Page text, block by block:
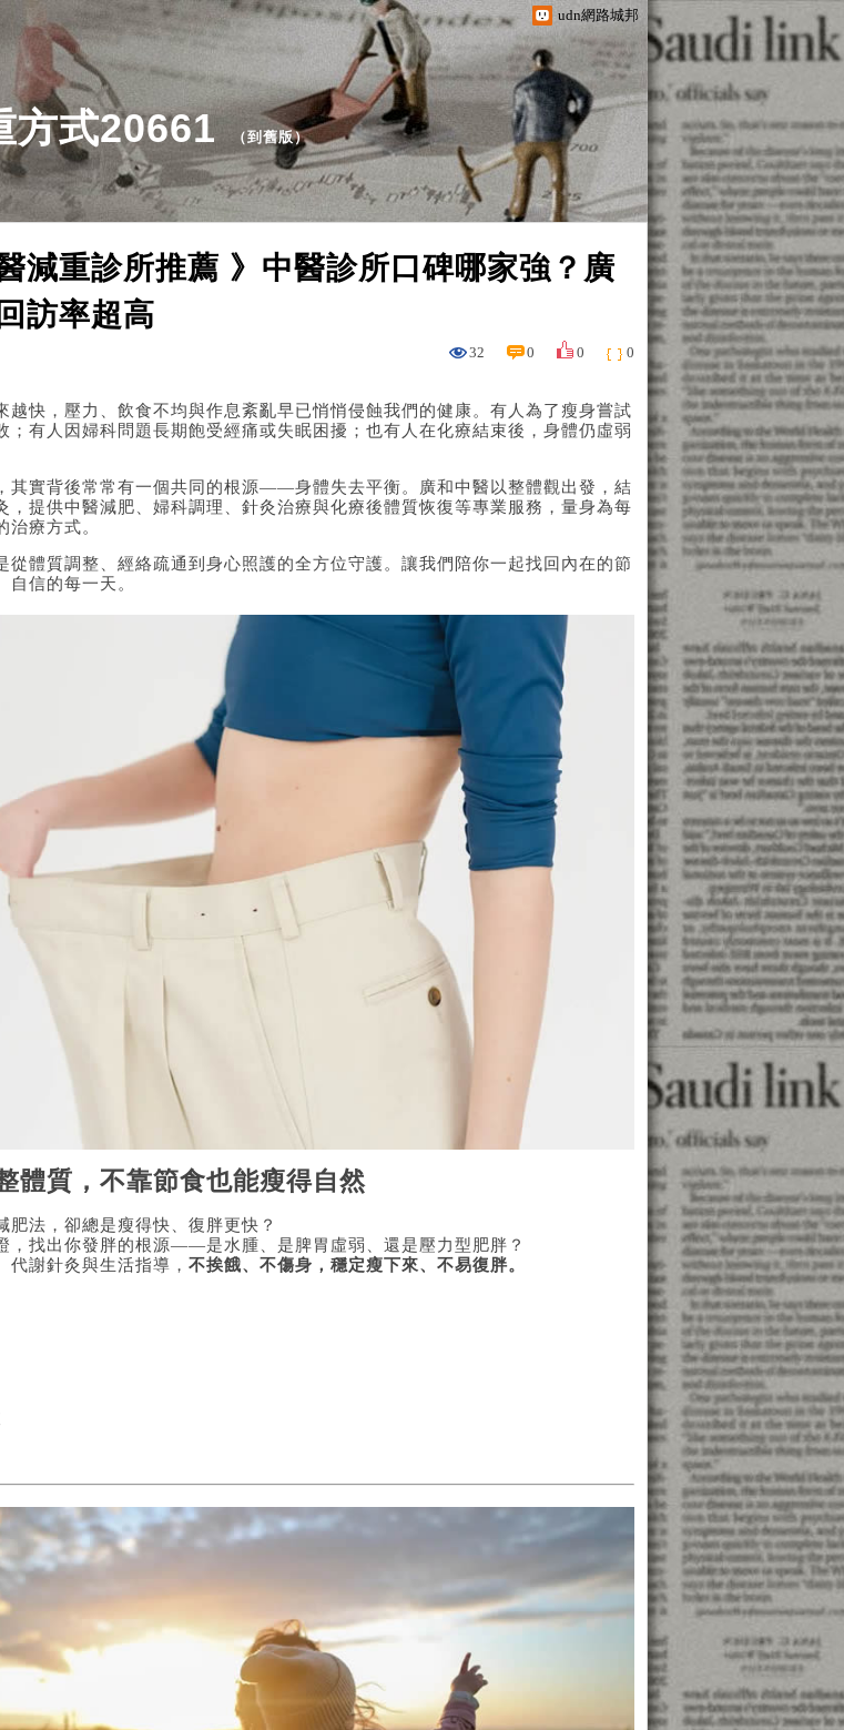
udn網路城邦
方式20661 （到舊版）
減重診所推薦 》中醫診所口碑哪家強？廣
訪率超高
32 0 0 0
越快，壓力、飲食不均與作息紊亂早已悄悄侵蝕我們的健康。有人為了瘦身嘗試
；有人因婦科問題長期飽受經痛或失眠困擾；也有人在化療結束後，身體仍虛弱
其實背後常常有一個共同的根源——身體失去平衡。廣和中醫以整體觀出發，結
，提供中醫減肥、婦科調理、針灸治療與化療後體質恢復等專業服務，量身為每
治療方式。
從體質調整、經絡疏通到身心照護的全方位守護。讓我們陪你一起找回內在的節
自信的每一天。
體質，不靠節食也能瘦得自然
肥法，卻總是瘦得快、復胖更快？
，找出你發胖的根源——是水腫、是脾胃虛弱、還是壓力型肥胖？
代謝針灸與生活指導， 不挨餓、不傷身，穩定瘦下來、不易復胖。